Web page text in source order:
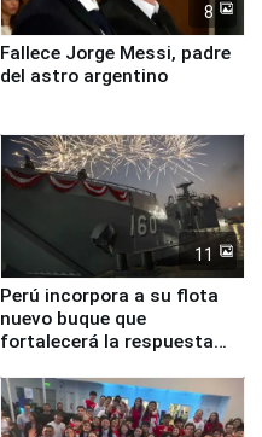
8
Fallece Jorge Messi, padre
del astro argentino
11
Perú incorpora a su flota
nuevo buque que
fortalecerá la respuesta